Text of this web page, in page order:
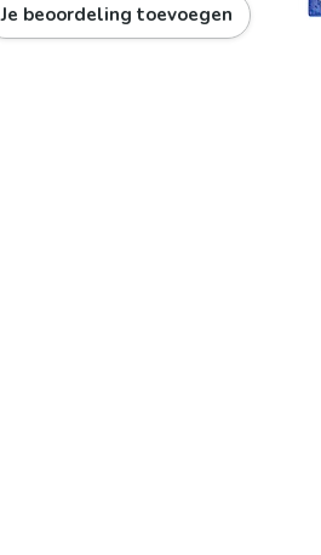
Je beoordeling toevoegen